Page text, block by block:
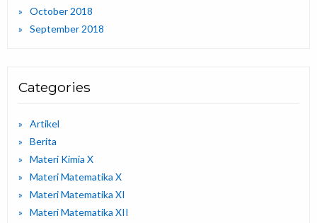
October 2018
September 2018
Categories
Artikel
Berita
Materi Kimia X
Materi Matematika X
Materi Matematika XI
Materi Matematika XII